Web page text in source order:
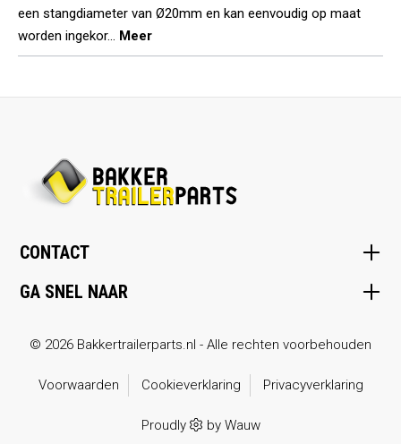
een stangdiameter van Ø20mm en kan eenvoudig op maat
worden ingekor… Meer
CONTACT
GA SNEL NAAR
© 2026 Bakkertrailerparts.nl - Alle rechten voorbehouden
Voorwaarden Cookieverklaring Privacyverklaring
Proudly by Wauw